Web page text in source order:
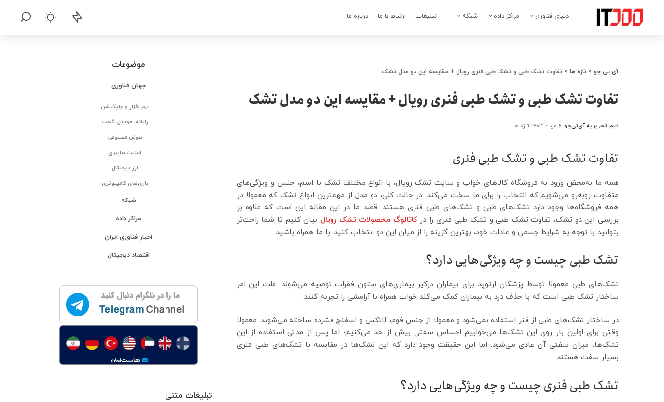
دنیای فناوری مراکز داده شبکه تبلیغات ارتباط با ما درباره ما
آی تی جو > تازه ها > تفاوت تشک طبی و تشک طبی فنری رویال + مقایسه این دو مدل تشک
تفاوت تشک طبی و تشک طبی فنری رویال + مقایسه این دو مدل تشک
ارسال
تیم تحریریه آی‌تی‌جو ۶ مرداد ۱۴۰۳ تازه ها
تفاوت تشک طبی و تشک طبی فنری
همه ما به‌محض ورود به فروشگاه کالاهای خواب و سایت تشک رویال، با انواع مختلف تشک با اسم، جنس و ویژگی‌های
متفاوت روبه‌رو می‌شویم که انتخاب را برای ما سخت می‌کند. در حالت کلی، دو مدل از مهم‌ترین انواع تشک که معمولا در
همه فروشگاه‌ها وجود دارد تشک‌های طبی و تشک‌های طبی فنری هستند. قصد ما در این مقاله این است که علاوه بر
بررسی این دو تشک، تفاوت‌ تشک طبی و تشک طبی فنری را درکاتالوگ محصولات تشک رویال بیان کنیم تا شما راحت‌تر
بتوانید با توجه به شرایط جسمی و عادات خود، بهترین گزینه را از میان این دو انتخاب کنید. با ما همراه باشید.
تشک طبی چیست و چه ویژگی‌هایی دارد؟
تشک‌های طبی معمولا توسط پزشکان ارتوپد برای بیماران درگیر بیماری‌های ستون فقرات توصیه ‌می‌شوند. علت این امر
ساختار تشک طبی‌ است که با حذف درد به بیماران کمک می‌کند خواب همراه با آرامشی را تجربه کنند.
در ساختار تشک‌های طبی از فنر استفاده نمی‌شود و معمولا از جنس فوم، لاتکس و اسفنج فشرده ساخته می‌شوند. معمولا
وقتی برای اولین بار روی این تشک‌ها می‌خوابیم احساس سفتی بیش از حد می‌کنیم؛ اما پس از مدتی استفاده از این
تشک‌ها، میزان سفتی آن عادی می‌شود. اما این حقیقت وجود دارد که این تشک‌ها در مقایسه با تشک‌های طبی فنری
بسیار سفت‌ هستند.
تشک طبی فنری چیست و چه ویژگی‌هایی دارد؟
موضوعات
جهان فناوری
نرم افزار و اپلیکیشن
رایانه، موبایل، گجت
هوش مصنوعی
امنیت سایبری
ارز دیجیتال
بازی‌های کامپیوتری
شبکه
مراکز داده
اخبار فناوری ایران
اقتصاد دیجیتال
تبلیغات متنی